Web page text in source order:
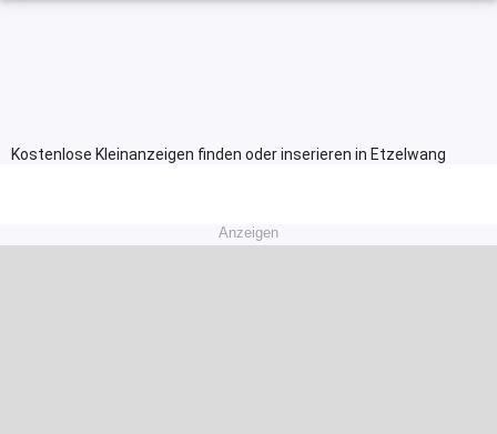
Kostenlose Kleinanzeigen finden oder inserieren in Etzelwang
Anzeigen